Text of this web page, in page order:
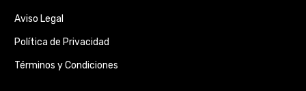
Aviso Legal
Política de Privacidad
Términos y Condiciones